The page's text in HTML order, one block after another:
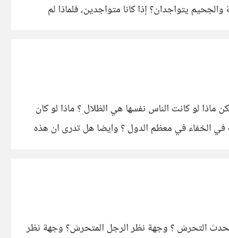
يتواجدان؟ إذا كانا متواجدين، فلماذا لم
لو كانت الناس نفسها هي الظلال ؟ ماذا لو كان
في الخفاء في معظم الدول ؟ وايضا هل تدرى ان هذه
التحرش ؟ وجهة نظر الرجل المتحرش؟ وجهة نظر